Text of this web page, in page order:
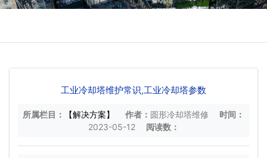
工业冷却塔维护常识,工业冷却塔参数
所属栏目： 【解决方案】 作者： 圆形冷却塔维修
时间：
2023-05-12
阅读数：